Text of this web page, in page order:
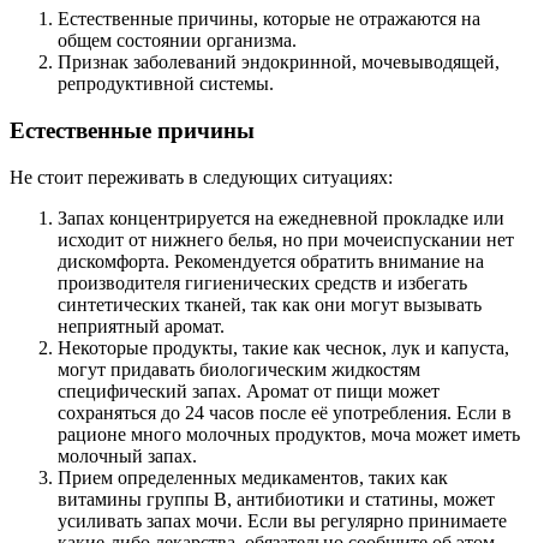
Естественные причины, которые не отражаются на
общем состоянии организма.
Признак заболеваний эндокринной, мочевыводящей,
репродуктивной системы.
Естественные причины
Не стоит переживать в следующих ситуациях:
Запах концентрируется на ежедневной прокладке или
исходит от нижнего белья, но при мочеиспускании нет
дискомфорта. Рекомендуется обратить внимание на
производителя гигиенических средств и избегать
синтетических тканей, так как они могут вызывать
неприятный аромат.
Некоторые продукты, такие как чеснок, лук и капуста,
могут придавать биологическим жидкостям
специфический запах. Аромат от пищи может
сохраняться до 24 часов после её употребления. Если в
рационе много молочных продуктов, моча может иметь
молочный запах.
Прием определенных медикаментов, таких как
витамины группы В, антибиотики и статины, может
усиливать запах мочи. Если вы регулярно принимаете